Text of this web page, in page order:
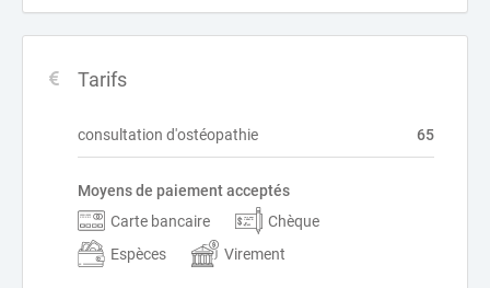
Tarifs
consultation d'ostéopathie 65
Moyens de paiement acceptés
Carte bancaire
Chèque
Espèces
Virement